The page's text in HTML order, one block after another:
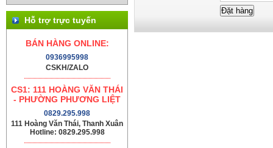
Hỗ trợ trực tuyến
BÁN HÀNG ONLINE:
0936995998
CSKH/ZALO
CS1: 111 HOÀNG VĂN THÁI
- PHƯỜNG PHƯƠNG LIỆT
0829.295.998
111 Hoàng Văn Thái, Thanh Xuân
Hotline: 0829.295.998